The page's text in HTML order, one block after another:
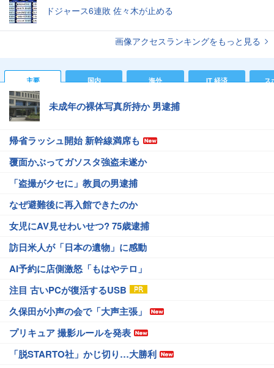
ドジャース6連敗 佐々木が止める
画像アクセスランキングをもっと見る
主要 国内 海外 IT 経済 ス
未成年の裸体写真所持か 男逮捕
帰省ラッシュ開始 新幹線満席も
覆面かぶってガソスタ強盗未遂か
「盗撮がクセに」教員の男逮捕
なぜ避難後に再入館できたのか
女児にAV見せわいせつ? 75歳逮捕
訪日米人が「日本の遺物」に感動
AI予約に店側激怒「もはやテロ」
注目 古いPCが復活するUSB
久保田が小声の会で「大声主張」
プリキュア 撮影ルールを発表
「脱STARTO社」かじ切り…大勝利